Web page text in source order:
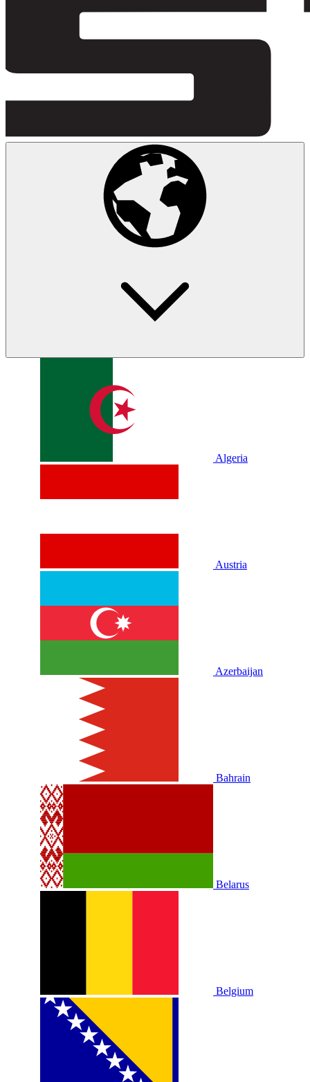
Algeria
Austria
Azerbaijan
Bahrain
Belarus
Belgium